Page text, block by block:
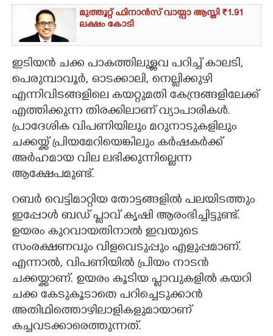
മുത്തൂറ്റ് ഫിനാൻസ് വായ്പാ ആസ്തി ₹1.91
ലക്ഷം കോടി
ഇടിയൻ ചക്ക പാകത്തിലുള്ളവ പറിച്ച് കാലടി,
പെരുമ്പാവൂർ, ഓടക്കാലി, നെല്ലിക്കുഴി
എന്നിവിടങ്ങളിലെ കയറ്റുമതി കേന്ദ്രങ്ങളിലേക്ക്
എത്തിക്കുന്ന തിരക്കിലാണ് വ്യാപാരികൾ.
പ്രാദേശിക വിപണിയിലും മറുനാടുകളിലും
ചക്കയ്ക്ക് പ്രിയമേറിയെങ്കിലും കർഷകർക്ക്
അർഹമായ വില ലഭിക്കുന്നില്ലെന്ന
ആക്ഷേപമുണ്ട്.
റബർ വെട്ടിമാറ്റിയ തോട്ടങ്ങളിൽ പലയിടത്തും
ഇപ്പോൾ ബഡ് പ്ലാവ് കൃഷി ആരംഭിച്ചിട്ടുണ്ട്.
ഉയരം കുറവായതിനാൽ ഇവയുടെ
സംരക്ഷണവും വിളവെടുപ്പും എളുപ്പമാണ്.
എന്നാൽ, വിപണിയിൽ പ്രിയം നാടൻ
ചക്കയ്ക്കാണ്. ഉയരം കൂടിയ പ്ലാവുകളിൽ കയറി
ചക്ക കേടുകൂടാതെ പറിച്ചെടുക്കാൻ
അതിഥിത്തൊഴിലാളികളുമായാണ്
കച്ചവടക്കാരെത്തുന്നത്.